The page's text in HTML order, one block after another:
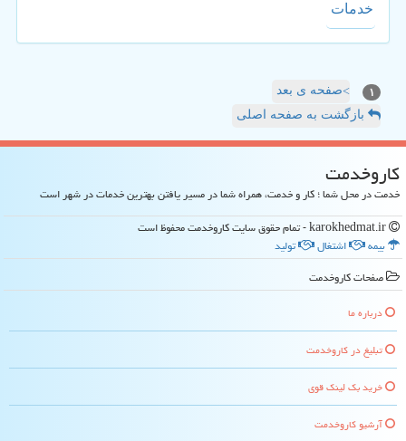
خدمات
۱ >صفحه ی بعد
بازگشت به صفحه اصلی
كاروخدمت
خدمت در محل شما ؛ کار و خدمت، همراه شما در مسیر یافتن بهترین خدمات در شهر است
بیمه
اشتغال
تولید
صفحات كاروخدمت
درباره ما
تبلیغ در كاروخدمت
خرید بک لینک قوی
آرشیو كاروخدمت